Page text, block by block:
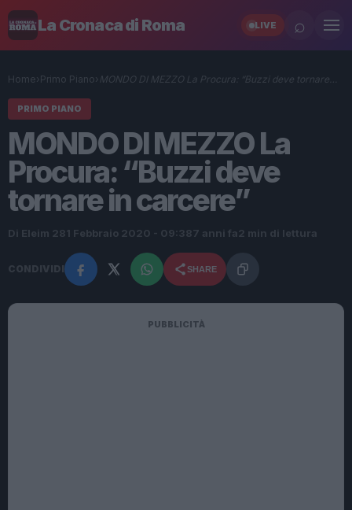
La Cronaca di Roma LIVE ⌕
Home› Primo Piano› MONDO DI MEZZO La Procura: “Buzzi deve tornare…
PRIMO PIANO
MONDO DI MEZZO La
Procura: “Buzzi deve
tornare in carcere”
Di Eleim 28 1 Febbraio 2020 - 09:387 anni fa2 min di lettura
CONDIVIDI SHARE
PUBBLICITÀ